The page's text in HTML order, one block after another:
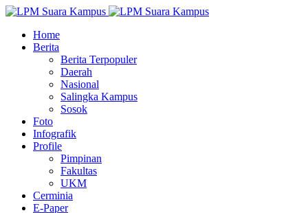
Home
Berita
Berita Terpopuler
Daerah
Nasional
Salingka Kampus
Sosok
Foto
Infografik
Profile
Pimpinan
Fakultas
UKM
Cerminia
E-Paper